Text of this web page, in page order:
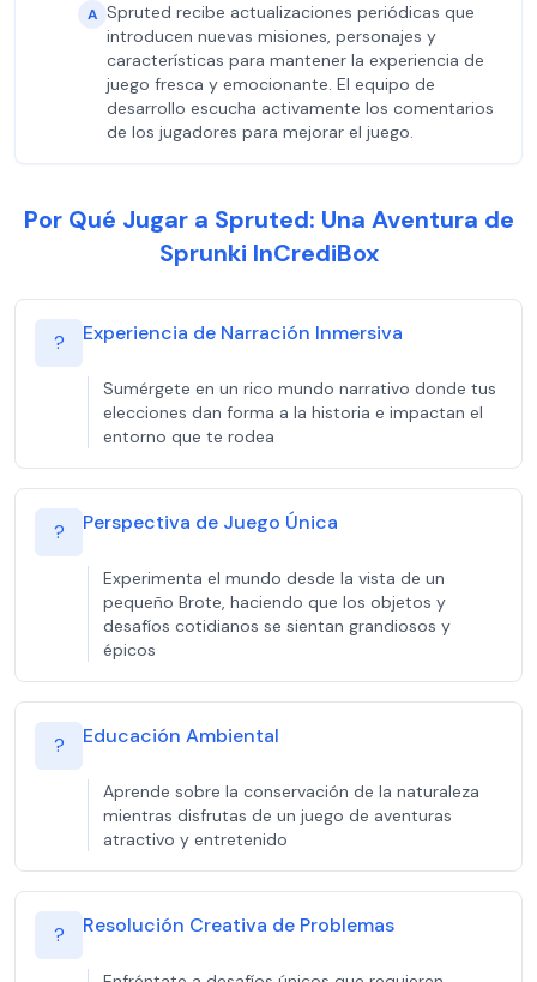
A Spruted recibe actualizaciones periódicas que
introducen nuevas misiones, personajes y
características para mantener la experiencia de
juego fresca y emocionante. El equipo de
desarrollo escucha activamente los comentarios
de los jugadores para mejorar el juego.
Por Qué Jugar a Spruted: Una Aventura de
Sprunki InCrediBox
? Experiencia de Narración Inmersiva
Sumérgete en un rico mundo narrativo donde tus
elecciones dan forma a la historia e impactan el
entorno que te rodea
? Perspectiva de Juego Única
Experimenta el mundo desde la vista de un
pequeño Brote, haciendo que los objetos y
desafíos cotidianos se sientan grandiosos y
épicos
? Educación Ambiental
Aprende sobre la conservación de la naturaleza
mientras disfrutas de un juego de aventuras
atractivo y entretenido
? Resolución Creativa de Problemas